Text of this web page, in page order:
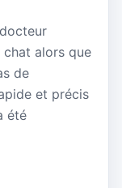
chat alors que
de
et précis
été